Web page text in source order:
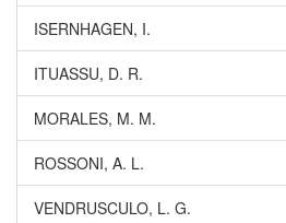
ISERNHAGEN, I.
ITUASSU, D. R.
MORALES, M. M.
ROSSONI, A. L.
VENDRUSCULO, L. G.